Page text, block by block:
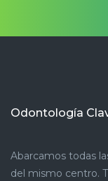
Odontología
Abarcamos todas
del mismo centro.